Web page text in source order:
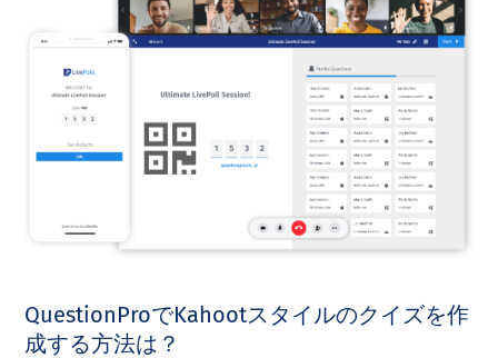
QuestionProでKahootスタイルのクイズを作
成する方法は？